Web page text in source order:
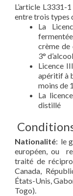
L’article L3331-
entre trois types
La
crème de
3° d’alcool
Licence
apéritif à
moins de
La
distillé
Nationalité: le
européen, ou
traité de
Canada,
États-Unis,
Togo).